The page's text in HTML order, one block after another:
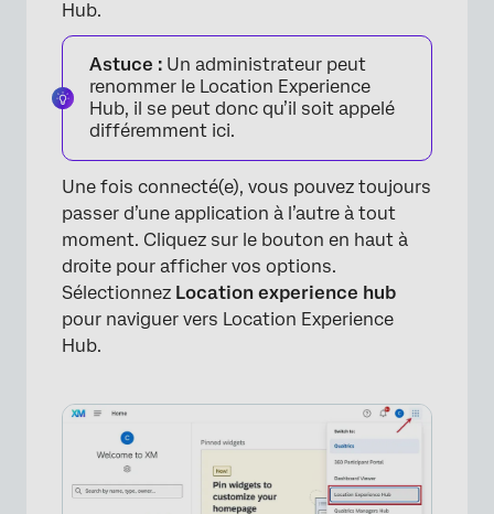
×
Hub.
Astuce : Un administrateur peut
renommer le Location Experience
Hub, il se peut donc qu’il soit appelé
différemment ici.
Une fois connecté(e), vous pouvez toujours
passer d’une application à l’autre à tout
moment. Cliquez sur le bouton en haut à
droite pour afficher vos options.
Sélectionnez Location experience hub
pour naviguer vers Location Experience
Hub.